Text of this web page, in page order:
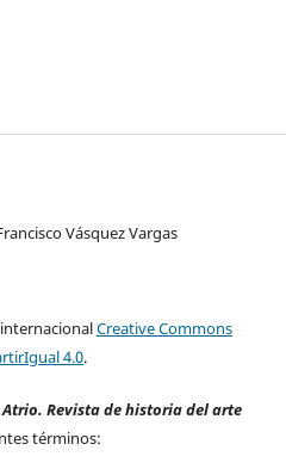
Vásquez Vargas
Creative Commons
4.0.
Atrio. Revista de historia del arte
términos: